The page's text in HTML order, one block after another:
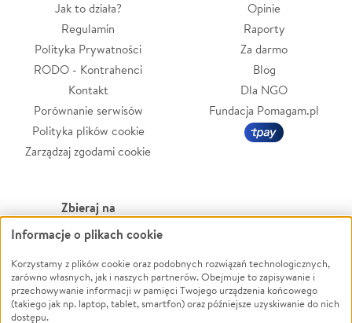
Jak to działa?
Regulamin
Polityka Prywatności
RODO - Kontrahenci
Kontakt
Porównanie serwisów
Polityka plików cookie
Zarządzaj zgodami cookie
Opinie
Raporty
Za darmo
Blog
Dla NGO
Fundacja Pomagam.pl
Zbieraj na
Leczenie
Zwierzęta
Pożar
Ukraina
Powódź
Wichura
NGO
Informacje o plikach cookie
Korzystamy z plików cookie oraz podobnych rozwiązań technologicznych,
zarówno własnych, jak i naszych partnerów. Obejmuje to zapisywanie i
przechowywanie informacji w pamięci Twojego urządzenia końcowego
(takiego jak np. laptop, tablet, smartfon) oraz późniejsze uzyskiwanie do nich
dostępu.